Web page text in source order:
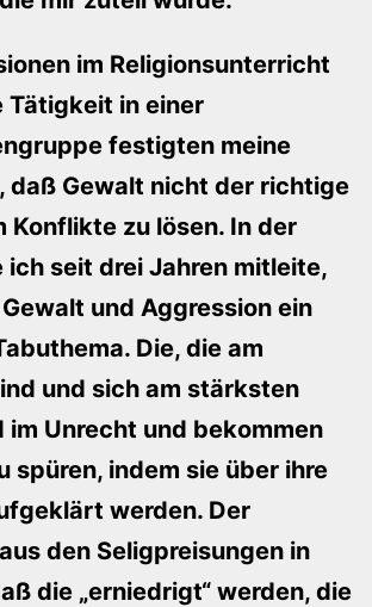
im Religionsunterricht
Tätigkeit in einer
festigten meine
daß Gewalt nicht der richtige
Konflikte zu lösen. In der
ich seit drei Jahren mitleite,
und Aggression ein
Die, die am
und sich am stärksten
im Unrecht und bekommen
spüren, indem sie über ihre
werden. Der
den Seligpreisungen in
die „erniedrigt“ werden, die